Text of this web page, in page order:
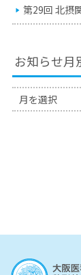
第29回 北摂
お知らせ月